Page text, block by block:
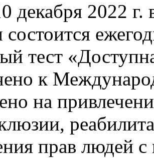
декабря 2022
состоится
тест
к
на
прав людей